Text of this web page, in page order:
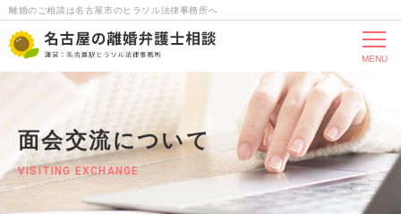
離婚のご相談は名古屋市のヒラソル法律事務所へ
MENU
面会交流について
VISITING EXCHANGE